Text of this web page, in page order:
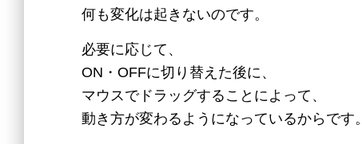
何も変化は起きないのです。
必要に応じて、
ON・OFFに切り替えた後に、
マウスでドラッグすることによって、
動き方が変わるようになっているからです。